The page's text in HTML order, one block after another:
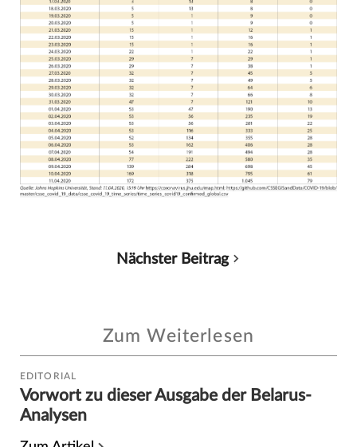
Nächster Beitrag
Zum Weiterlesen
EDITORIAL
Vorwort zu dieser Ausgabe der Belarus-
Analysen